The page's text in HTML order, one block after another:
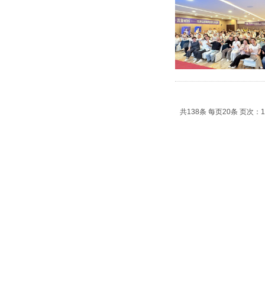
共138条 每页20条 页次：